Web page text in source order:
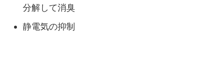
分解して消臭
静電気の抑制